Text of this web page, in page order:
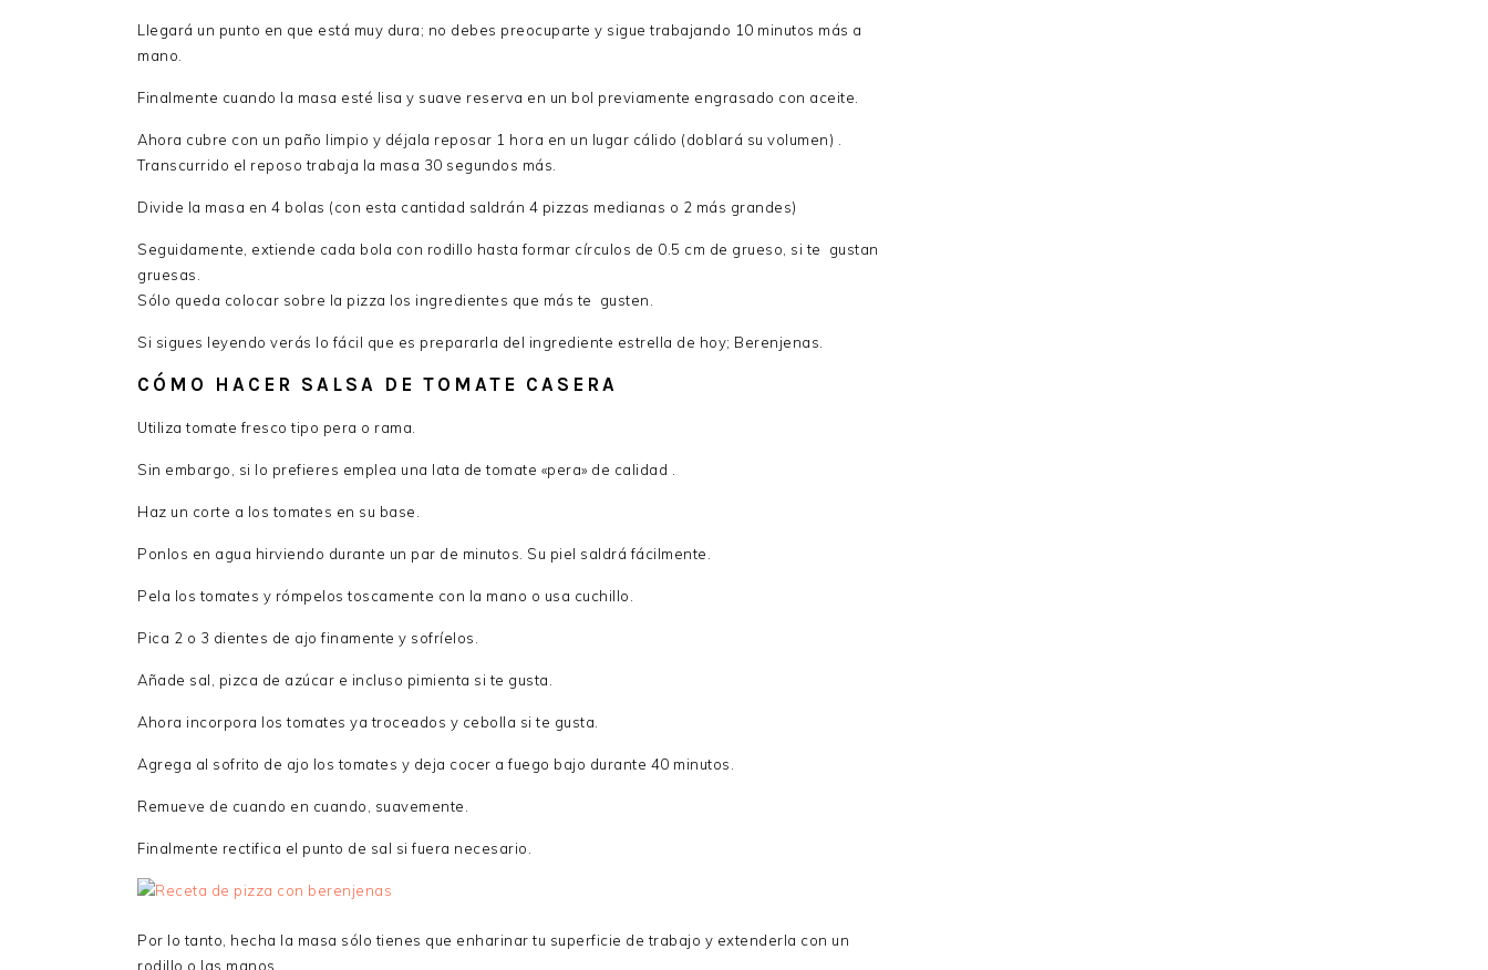
Llegará un punto en que está muy dura; no debes preocuparte y sigue trabajando 10 minutos más a
mano.
Finalmente cuando la masa esté lisa y suave reserva en un bol previamente engrasado con aceite.
Ahora cubre con un paño limpio y déjala reposar 1 hora en un lugar cálido (doblará su volumen) .
Transcurrido el reposo trabaja la masa 30 segundos más.
Divide la masa en 4 bolas (con esta cantidad saldrán 4 pizzas medianas o 2 más grandes)
Seguidamente, extiende cada bola con rodillo hasta formar círculos de 0.5 cm de grueso, si te gustan
gruesas.
Sólo queda colocar sobre la pizza los ingredientes que más te gusten.
Si sigues leyendo verás lo fácil que es prepararla del ingrediente estrella de hoy; Berenjenas.
CÓMO HACER SALSA DE TOMATE CASERA
Utiliza tomate fresco tipo pera o rama.
Sin embargo, si lo prefieres emplea una lata de tomate «pera» de calidad .
Haz un corte a los tomates en su base.
Ponlos en agua hirviendo durante un par de minutos. Su piel saldrá fácilmente.
Pela los tomates y rómpelos toscamente con la mano o usa cuchillo.
Pica 2 o 3 dientes de ajo finamente y sofríelos.
Añade sal, pizca de azúcar e incluso pimienta si te gusta.
Ahora incorpora los tomates ya troceados y cebolla si te gusta.
Agrega al sofrito de ajo los tomates y deja cocer a fuego bajo durante 40 minutos.
Remueve de cuando en cuando, suavemente.
Finalmente rectifica el punto de sal si fuera necesario.
Por lo tanto, hecha la masa sólo tienes que enharinar tu superficie de trabajo y extenderla con un
rodillo o las manos.